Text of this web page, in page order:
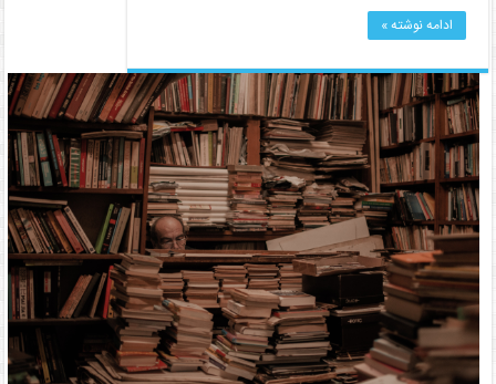
ادامه نوشته »